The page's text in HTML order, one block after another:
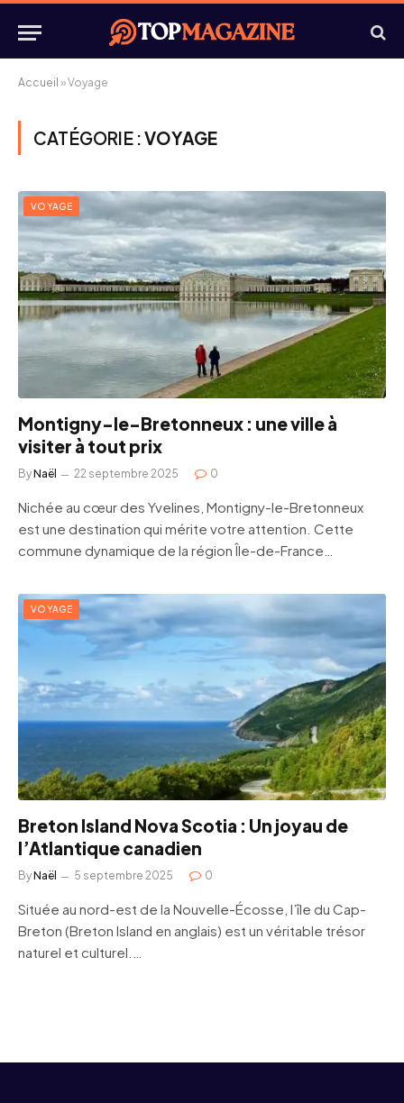
Accueil »Voyage
CATÉGORIE :VOYAGE
VOYAGE
Montigny-le-Bretonneux : une ville à
visiter à tout prix
ByNaël 22 septembre 2025 0
Nichée au cœur des Yvelines, Montigny-le-Bretonneux
est une destination qui mérite votre attention. Cette
commune dynamique de la région Île-de-France…
VOYAGE
Breton Island Nova Scotia : Un joyau de
l’Atlantique canadien
ByNaël 5 septembre 2025 0
Située au nord-est de la Nouvelle-Écosse, l’île du Cap-
Breton (Breton Island en anglais) est un véritable trésor
naturel et culturel.…